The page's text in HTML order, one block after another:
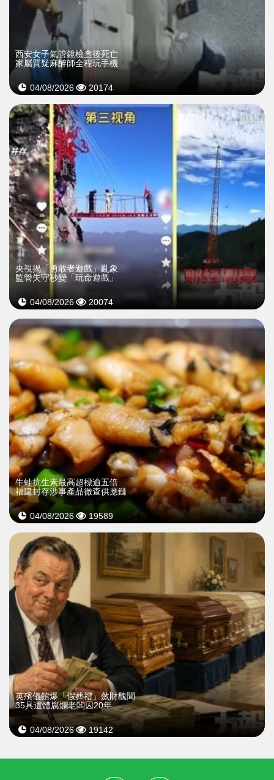
西安女子氣管鏡檢查後死亡
家屬質疑麻醉師全程玩手機
04/08/2026 20174
央視揭「勇敢者遊戲」亂象
監管失守秒變「玩命遊戲」
04/08/2026 20074
牛蛙抗生素最高超標逾五倍
福建封存涉事產品徹查供應鏈
04/08/2026 19589
英殯儀館爆「假葬禮」斂財醜聞
35具遺體腐爛老闆囚20年
04/08/2026 19142